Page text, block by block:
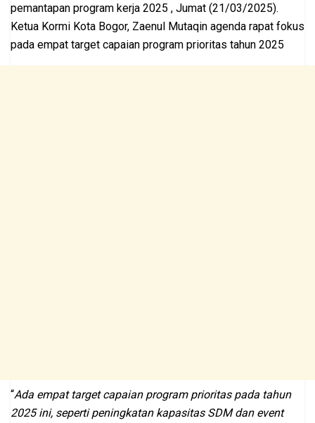
pemantapan program kerja 2025 , Jumat (21/03/2025).
Ketua Kormi Kota Bogor, Zaenul Mutaqin agenda rapat fokus
pada empat target capaian program prioritas tahun 2025
“Ada empat target capaian program prioritas pada tahun
2025 ini, seperti peningkatan kapasitas SDM dan event